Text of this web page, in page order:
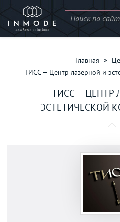
Главная »
ТИСС — Центр лазерной и
ТИСС — ЦЕНТР
ЭСТЕТИЧЕСКОЙ